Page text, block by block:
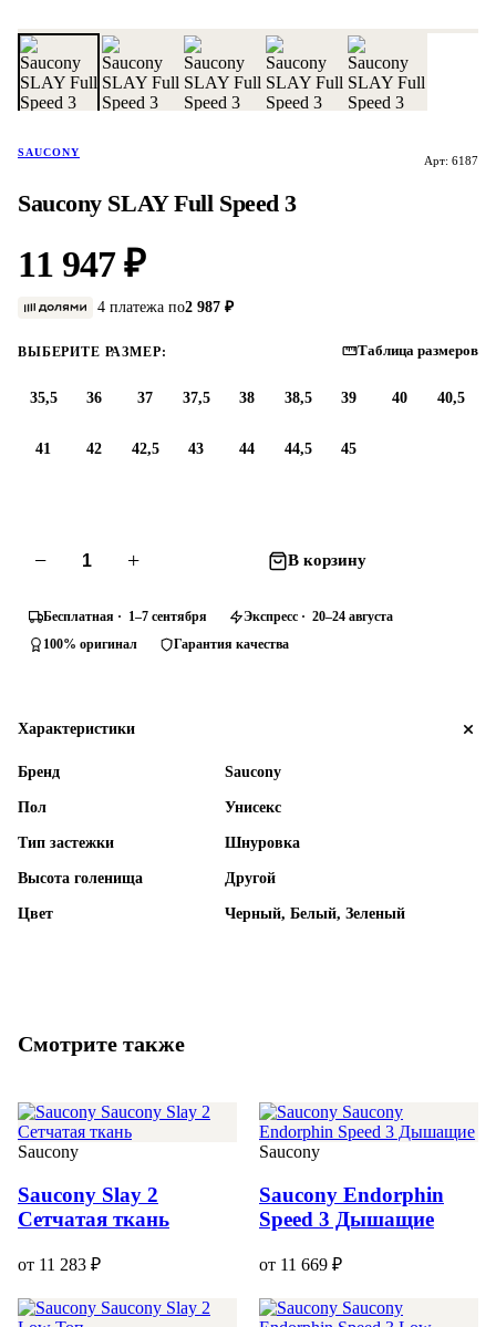
SAUCONY
Арт: 6187
Saucony SLAY Full Speed 3
11 947 ₽
4 платежа по2 987 ₽
ВЫБЕРИТЕ РАЗМЕР: Таблица размеров
35,5 36 37 37,5 38 38,5 39 40 40,5
41 42 42,5 43 44 44,5 45
− + В корзину
Бесплатная · 1–7 сентября
Экспресс · 20–24 августа
100% оригинал
Гарантия качества
Характеристики
Бренд Saucony
Пол Унисекс
Тип застежки Шнуровка
Высота голенища Другой
Цвет Черный, Белый, Зеленый
Смотрите также
Saucony
Saucony Slay 2
Сетчатая ткань
от 11 283 ₽
Saucony
Saucony Endorphin
Speed 3 Дышащие
от 11 669 ₽